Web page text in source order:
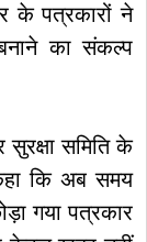
के पत्रकारों ने
का संकल्प
समिति के
कि अब समय
गया पत्रकार